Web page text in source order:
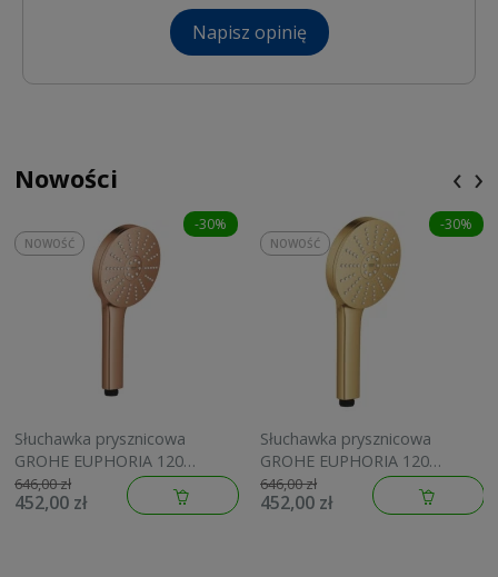
Napisz opinię
Nowości
-30%
Słuchawka prysznicowa
GROHE EUPHORIA 120
brushed warm sunset
134883DL00
646,00 zł
452,00 zł
NOWOŚĆ
-30%
Słuchawka prysznicowa
GROHE EUPHORIA 120
brushed cool sunrise
134883GN00
646,00 zł
452,00 zł
NOWOŚĆ
‹ ›